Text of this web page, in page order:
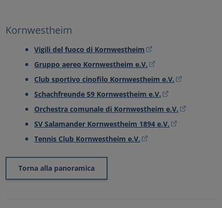
Kornwestheim
Vigili del fuoco di Kornwestheim
Gruppo aereo Kornwestheim e.V.
Club sportivo cinofilo Kornwestheim e.V.
Schachfreunde 59 Kornwestheim e.V.
Orchestra comunale di Kornwestheim e.V.
SV Salamander Kornwestheim 1894 e.V.
Tennis Club Kornwestheim e.V.
Torna alla panoramica